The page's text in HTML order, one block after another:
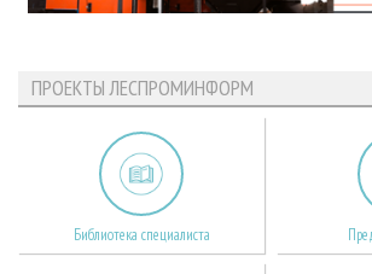
ПРОЕКТЫ ЛЕСПРОМИНФОРМ
Библиотека специалиста